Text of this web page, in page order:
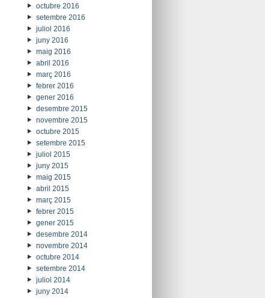
octubre 2016
setembre 2016
juliol 2016
juny 2016
maig 2016
abril 2016
març 2016
febrer 2016
gener 2016
desembre 2015
novembre 2015
octubre 2015
setembre 2015
juliol 2015
juny 2015
maig 2015
abril 2015
març 2015
febrer 2015
gener 2015
desembre 2014
novembre 2014
octubre 2014
setembre 2014
juliol 2014
juny 2014